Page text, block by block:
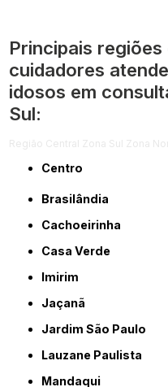
Principais
cuidadores
idosos em
Sul:
Centro
Brasilândia
Cachoeirinha
Casa Verde
Imirim
Jaçanã
Jardim São Paulo
Lauzane Paulista
Mandaqui